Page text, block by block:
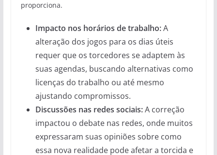
proporciona.
Impacto nos horários de trabalho:A
alteração dos jogos para os dias úteis
requer que os torcedores se adaptem às
suas agendas, buscando alternativas como
licenças do trabalho ou até mesmo
ajustando compromissos.
Discussões nas redes sociais:A correção
impactou o debate nas redes, onde muitos
expressaram suas opiniões sobre como
essa nova realidade pode afetar a torcida e